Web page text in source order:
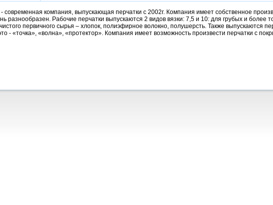
современная компания, выпускающая перчатки с 2002г. Компания имеет собственное
разнообразен. Рабочие перчатки выпускаются 2 видов вязки: 7,5 и 10: для грубых и более
чистого первичного сырья – хлопок, полиэфирное волокно, полушерсть. Также выпускаются
- «точка», «волна», «протектор». Компания имеет возможность произвести перчатки с